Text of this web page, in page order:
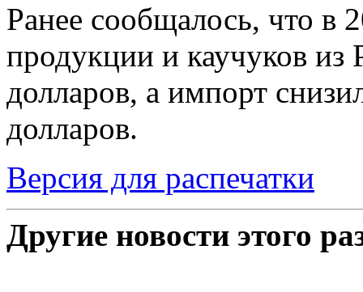
Ранее сообщалось, что в
продукции и каучуков
долларов, а импорт
долларов.
Версия для распечатки
Другие новости этого